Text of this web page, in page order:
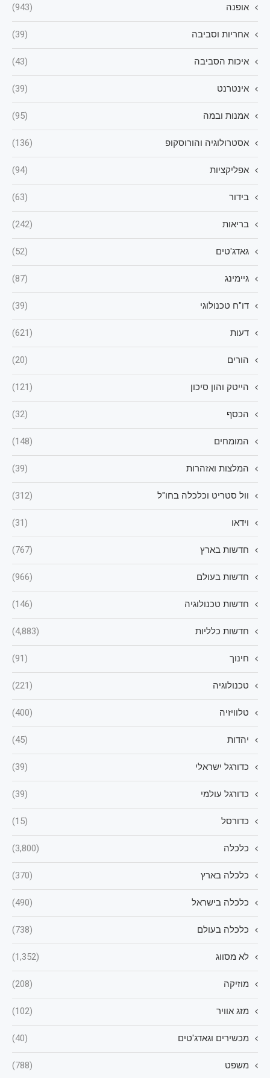
אופנה (943)
אחריות וסביבה (39)
איכות הסביבה (43)
אינטרנט (39)
אמנות ובמה (95)
אסטרולוגיה והורוסקופ (136)
אפליקציות (94)
בידור (63)
בריאות (242)
גאדג'טים (52)
גיימינג (87)
דו"ח טכנולוגי (39)
דעות (621)
הורים (20)
הייטק והון סיכון (121)
הכסף (32)
המומחים (148)
המלצות ואזהרות (39)
וול סטריט וכלכלה בחו"ל (312)
וידאו (31)
חדשות בארץ (767)
חדשות בעולם (966)
חדשות טכנולוגיה (146)
חדשות כלליות (4,883)
חינוך (91)
טכנולוגיה (221)
טלוויזיה (400)
יהדות (45)
כדורגל ישראלי (39)
כדורגל עולמי (39)
כדורסל (15)
כלכלה (3,800)
כלכלה בארץ (370)
כלכלה בישראל (490)
כלכלה בעולם (738)
לא מסווג (1,352)
מוזיקה (208)
מזג אוויר (102)
מכשירים וגאדג'טים (40)
משפט (788)